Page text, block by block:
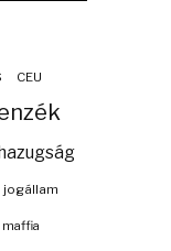
CEU
jogállam
maffia